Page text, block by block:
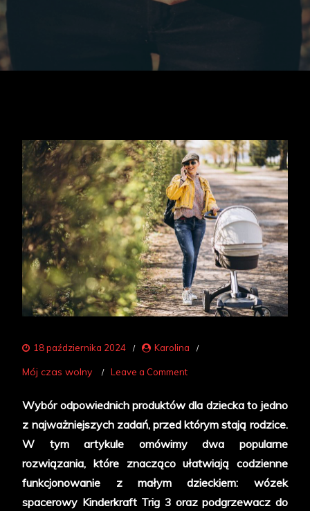
18 października 2024 Karolina
Mój czas wolny Leave a Commenton
akcesoria
dla
dziecka
wybrać?
Wybór odpowiednich produktów dla dziecka to jedno
z najważniejszych zadań, przed którym stają rodzice.
W tym artykule omówimy dwa popularne
rozwiązania, które znacząco ułatwiają codzienne
funkcjonowanie z małym dzieckiem: wózek
spacerowy Kinderkraft Trig 3 oraz podgrzewacz do